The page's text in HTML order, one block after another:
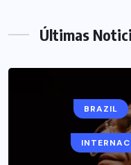
Últimas
BRAZIL